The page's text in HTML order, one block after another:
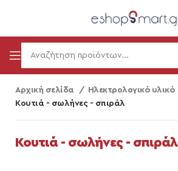
Αρχική σελίδα
Ηλεκτρολογικό υλικό
Κουτιά - σωλήνες - σπιράλ
Κουτιά - σωλήνες - σπιράλ